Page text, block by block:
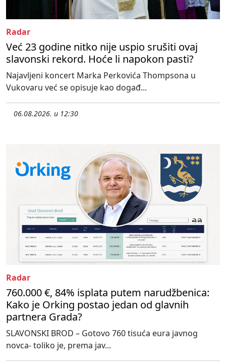
Radar
Već 23 godine nitko nije uspio srušiti ovaj
slavonski rekord. Hoće li napokon pasti?
Najavljeni koncert Marka Perkovića Thompsona u
Vukovaru već se opisuje kao događ...
06.08.2026. u 12:30
Radar
760.000 €, 84% isplata putem narudžbenica:
Kako je Orking postao jedan od glavnih
partnera Grada?
SLAVONSKI BROD – Gotovo 760 tisuća eura javnog
novca- toliko je, prema jav...